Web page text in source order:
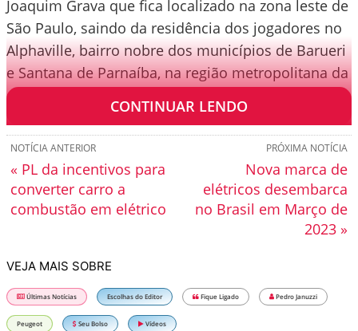
Joaquim Grava que fica localizado na zona leste de
São Paulo, saindo da residência dos jogadores no
Alphaville, bairro nobre dos municípios de Barueri
e Santana de Parnaíba, na região metropolitana da
capital. O trajeto leva, no mínimo, 1 hora.
CONTINUAR LENDO
PRÓXIMA NOTÍCIA
Nova marca de
elétricos desembarca
no Brasil em Março de
2023 »
NOTÍCIA ANTERIOR
« PL da incentivos para
converter carro a
combustão em elétrico
VEJA MAIS SOBRE
Últimas Notícias Escolhas do Editor Fique Ligado Pedro Januzzi
Peugeot Seu Bolso Vídeos